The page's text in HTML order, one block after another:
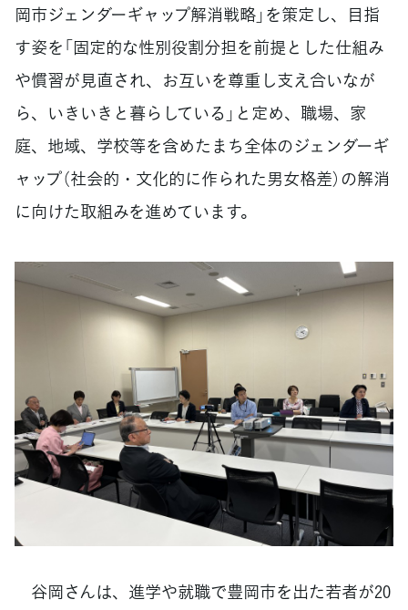
岡市ジェンダーギャップ解消戦略」を策定し、目指
す姿を「固定的な性別役割分担を前提とした仕組み
や慣習が見直され、お互いを尊重し支え合いなが
ら、いきいきと暮らしている」と定め、職場、家
庭、地域、学校等を含めたまち全体のジェンダーギ
ャップ（社会的・文化的に作られた男女格差）の解消
に向けた取組みを進めています。
谷岡さんは、進学や就職で豊岡市を出た若者が20